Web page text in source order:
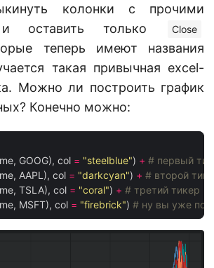
колонки с прочими
и оставить только
Close
теперь имеют названия
такая привычная excel-
Можно ли построить график
Конечно можно:
GOOG), col = "steelblue") + # первый
AAPL), col = "darkcyan") + # второй
TSLA), col = "coral") + # третий тикер
MSFT), col = "firebrick") # ну вы уже